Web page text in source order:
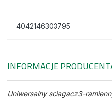
4042146303795
INFORMACJE
Uniwersalny sciagacz3-